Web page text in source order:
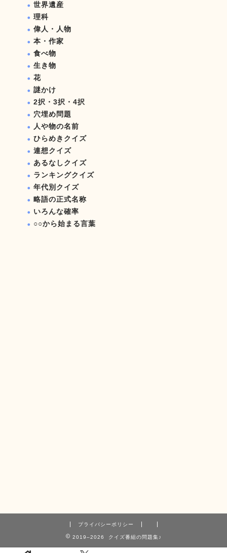
世界遺産
理科
偉人・人物
本・作家
食べ物
生き物
花
謎かけ
2択・3択・4択
穴埋め問題
人や物の名前
ひらめきクイズ
連想クイズ
あるなしクイズ
ランキングクイズ
年代別クイズ
略語の正式名称
いろんな確率
○○から始まる言葉
プライバシーポリシー
2019–2026 クイズ番組の問題集♪